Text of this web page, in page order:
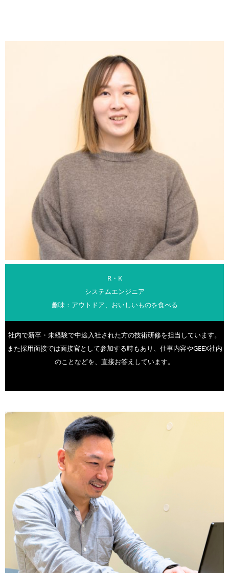
R・K
システムエンジニア
趣味：アウトドア、おいしいものを食べる
社内で新卒・未経験で中途入社された方の技術研修を担当しています。
また採用面接では面接官として参加する時もあり、仕事内容やGEEX社内
のことなどを、直接お答えしています。